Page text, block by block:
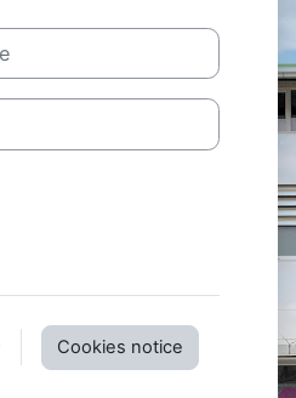
Cookies notice